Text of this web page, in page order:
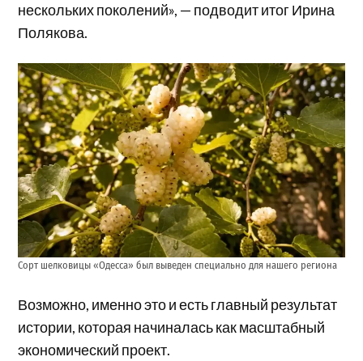
нескольких поколений», — подводит итог Ирина
Полякова.
Сорт шелковицы «Одесса» был выведен специально для нашего региона
Возможно, именно это и есть главный результат
истории, которая начиналась как масштабный
экономический проект.